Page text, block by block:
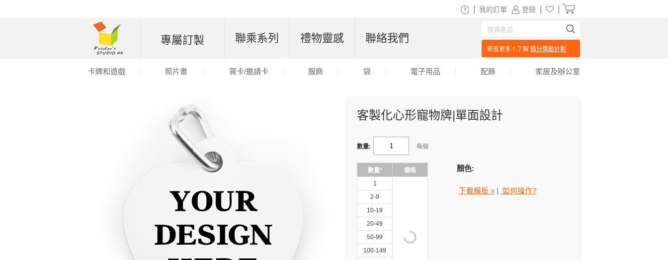
客製化心形寵物牌|單面設計
數量: 每個
數量*
價格
1
2-9
10-19
20-49
50-99
100-149
顏色:
下載模板 » | 如何操作?
登錄
我的訂單
專屬訂製 聯乘系列 禮物靈感 聯絡我們
節省更多！了解 積分獎勵計劃
卡牌和遊戲 照片書 賀卡/邀請卡 服飾 袋 電子用品 配飾 家居及辦公室